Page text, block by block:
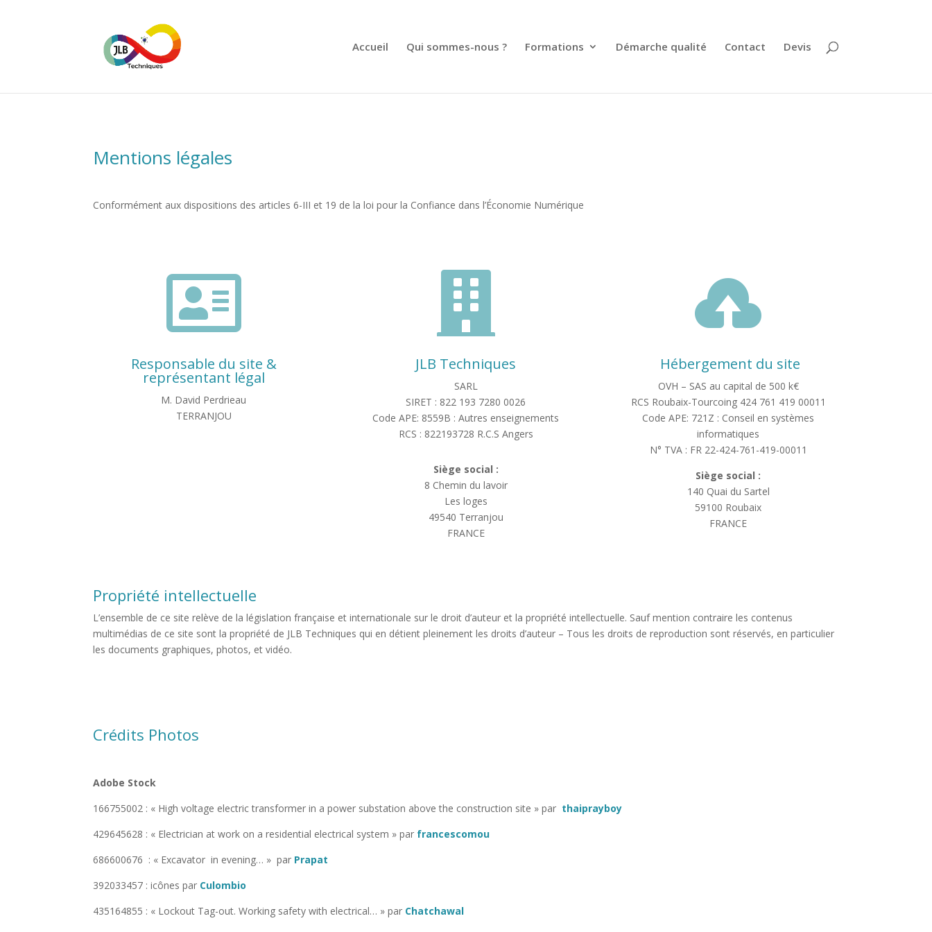
Accueil Qui sommes-nous ? Formations Démarche qualité Contact Devis
Mentions légales
Conformément aux dispositions des articles 6-III et 19 de la loi pour la Confiance dans l’Économie Numérique

Responsable du site &
représentant légal
M. David Perdrieau
TERRANJOU

JLB Techniques
SARL
SIRET : 822 193 7280 0026
Code APE: 8559B : Autres enseignements
RCS : 822193728 R.C.S Angers
Siège social :
8 Chemin du lavoir
Les loges
49540 Terranjou
FRANCE

Hébergement du site
OVH – SAS au capital de 500 k€
RCS Roubaix-Tourcoing 424 761 419 00011
Code APE: 721Z : Conseil en systèmes
informatiques
N° TVA : FR 22-424-761-419-00011
Siège social :
140 Quai du Sartel
59100 Roubaix
FRANCE
Propriété intellectuelle
L’ensemble de ce site relève de la législation française et internationale sur le droit d’auteur et la propriété intellectuelle. Sauf mention contraire les contenus
multimédias de ce site sont la propriété de JLB Techniques qui en détient pleinement les droits d’auteur – Tous les droits de reproduction sont réservés, en particulier
les documents graphiques, photos, et vidéo.
Crédits Photos
Adobe Stock
166755002 : « High voltage electric transformer in a power substation above the construction site » par thaiprayboy
429645628 : « Electrician at work on a residential electrical system » par francescomou
686600676 : « Excavator in evening… » par Prapat
392033457 : icônes par Culombio
435164855 : « Lockout Tag-out. Working safety with electrical… » par Chatchawal